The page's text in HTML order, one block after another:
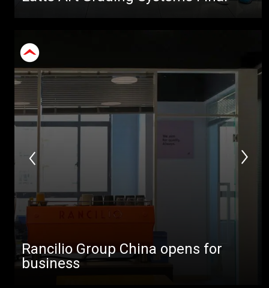
Rancilio Group China opens for
business